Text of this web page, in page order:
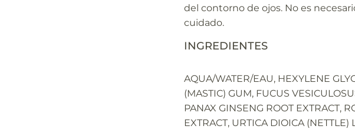
del contorno de ojos. No es
cuidado.
INGREDIENTES
AQUA/WATER/EAU, HEXYLENE
(MASTIC) GUM, FUCUS
PANAX GINSENG ROOT EXTRACT,
EXTRACT, URTICA DIOICA